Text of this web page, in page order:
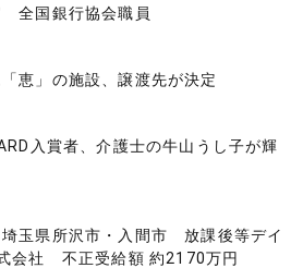
全国銀行協会職員
恵」の施設、譲渡先が決定
入賞者、介護士の牛山うし子が輝
玉県所沢市・入間市 放課後等デイ
会社 不正受給額 約2170万円